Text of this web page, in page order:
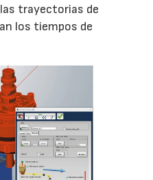
trayectorias de
los tiempos de